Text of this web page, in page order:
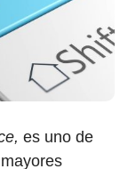
es uno de